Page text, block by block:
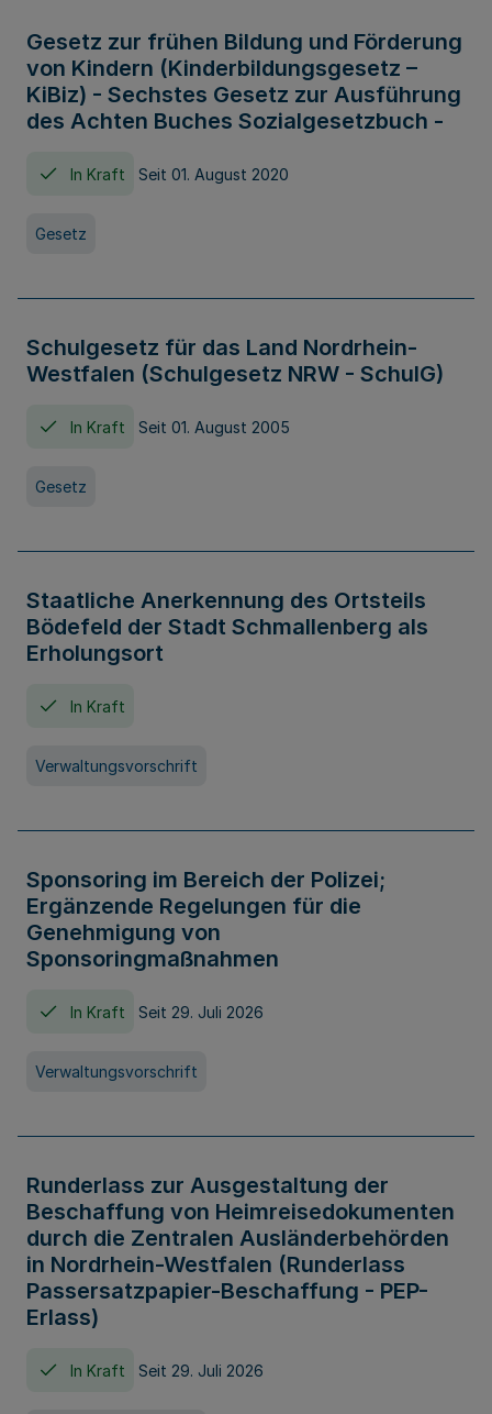
Gesetz zur frühen Bildung und Förderung
von Kindern (Kinderbildungsgesetz –
KiBiz) - Sechstes Gesetz zur Ausführung
des Achten Buches Sozialgesetzbuch -
In Kraft Seit 01. August 2020
Gesetz
Schulgesetz für das Land Nordrhein-
Westfalen (Schulgesetz NRW - SchulG)
In Kraft Seit 01. August 2005
Gesetz
Staatliche Anerkennung des Ortsteils
Bödefeld der Stadt Schmallenberg als
Erholungsort
In Kraft
Verwaltungsvorschrift
Sponsoring im Bereich der Polizei;
Ergänzende Regelungen für die
Genehmigung von
Sponsoringmaßnahmen
In Kraft Seit 29. Juli 2026
Verwaltungsvorschrift
Runderlass zur Ausgestaltung der
Beschaffung von Heimreisedokumenten
durch die Zentralen Ausländerbehörden
in Nordrhein-Westfalen (Runderlass
Passersatzpapier-Beschaffung - PEP-
Erlass)
In Kraft Seit 29. Juli 2026